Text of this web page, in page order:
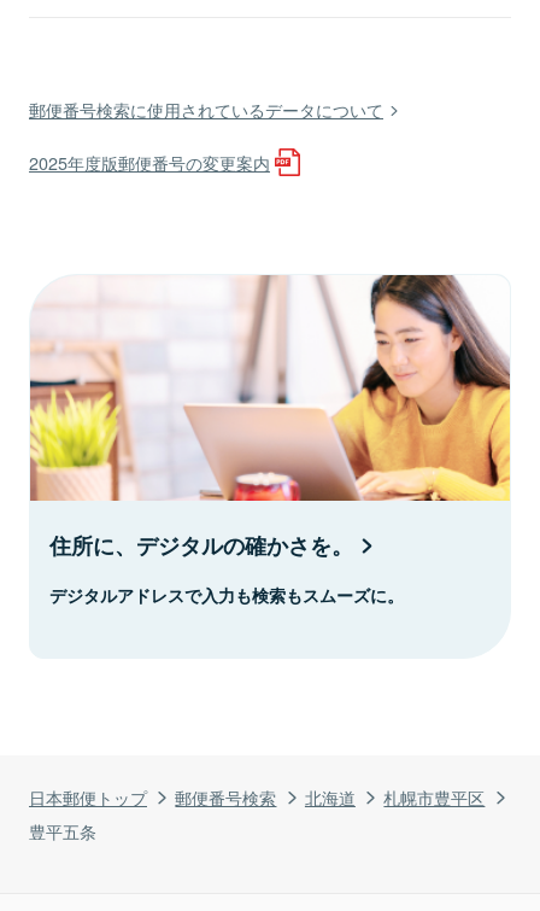
日本郵便トップ 郵便番号検索 北海道
札幌市豊平区
豊平五条
郵便番号検索に使用されているデータについて
2025年度版郵便番号の変更案内
住所に、デジタルの確かさを。
デジタルアドレスで入力も検索もスムーズに。